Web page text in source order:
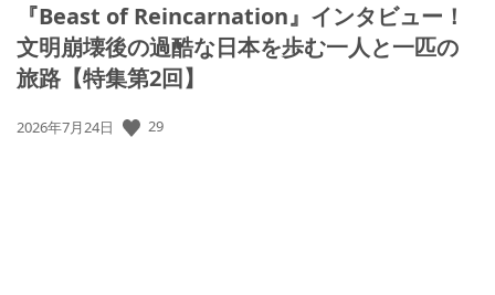
『Beast of Reincarnation』インタビュー！
文明崩壊後の過酷な日本を歩む一人と一匹の
旅路【特集第2回】
公
2026年7月24日 29